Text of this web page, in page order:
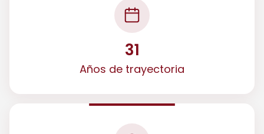
31
Años de trayectoria